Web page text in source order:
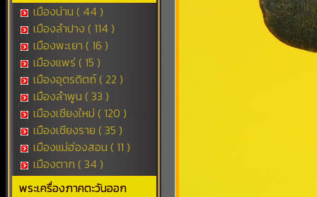
เมืองน่าน ( 44 )
เมืองลำปาง ( 114 )
เมืองพะเยา ( 16 )
เมืองแพร่ ( 15 )
เมืองอุตรดิตถ์ ( 22 )
เมืองลำพูน ( 33 )
เมืองเชียงใหม่ ( 120 )
เมืองเชียงราย ( 35 )
เมืองแม่ฮ่องสอน ( 11 )
เมืองตาก ( 34 )
พระเครื่องภาคตะวันออก